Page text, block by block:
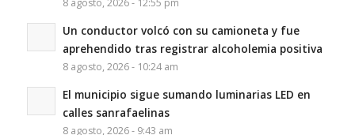
8 agosto, 2026 - 12:55 pm
Un conductor volcó con su camioneta y fue
aprehendido tras registrar alcoholemia positiva
8 agosto, 2026 - 10:24 am
El municipio sigue sumando luminarias LED en
calles sanrafaelinas
8 agosto, 2026 - 9:43 am